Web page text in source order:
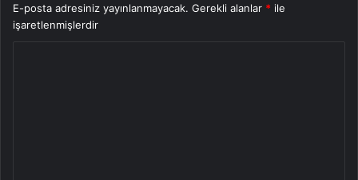
E-posta adresiniz yayınlanmayacak. Gerekli alanlar * ile
işaretlenmişlerdir